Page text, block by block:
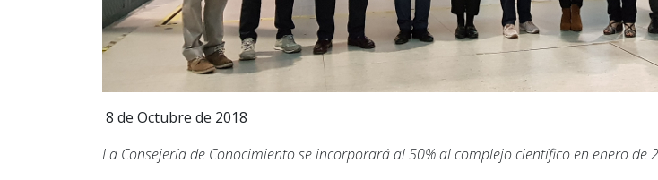
8 de Octubre de 2018
La Consejería de Conocimiento se incorporará al 50% al complejo científico en enero de